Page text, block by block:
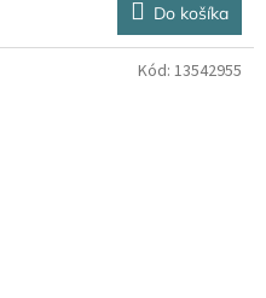
Do košíka
Kód: 13542955